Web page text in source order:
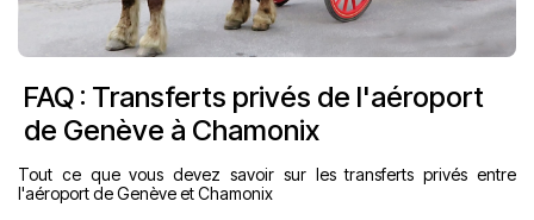
FAQ : Transferts privés de l'aéroport
de Genève à Chamonix
Tout ce que vous devez savoir sur les transferts privés entre
l'aéroport de Genève et Chamonix